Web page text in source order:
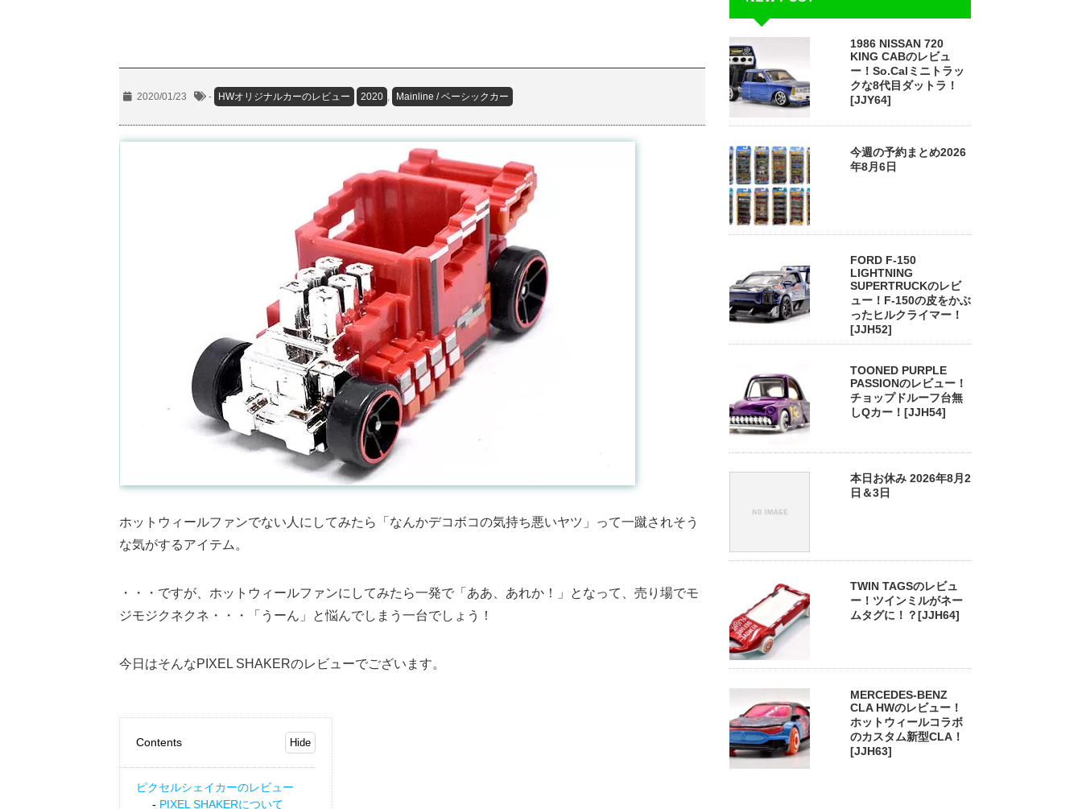
2020/01/23 - HWオリジナルカーのレビュー 2020 , Mainline / ベーシックカー
ホットウィールファンでない人にしてみたら「なんかデコボコの気持ち悪いヤツ」って一蹴されそう
な気がするアイテム。
・・・ですが、ホットウィールファンにしてみたら一発で「ああ、あれか！」となって、売り場でモ
ジモジクネクネ・・・「うーん」と悩んでしまう一台でしょう！
今日はそんなPIXEL SHAKERのレビューでございます。
Contents
ピクセルシェイカーのレビュー
PIXEL SHAKERについて
1986 NISSAN 720
KING CABのレビュ
ー！So.Calミニトラッ
クな8代目ダットラ！
[JJY64]
今週の予約まとめ2026
年8月6日
FORD F-150
LIGHTNING
SUPERTRUCKのレビ
ュー！F-150の皮をかぶ
ったヒルクライマー！
[JJH52]
TOONED PURPLE
PASSIONのレビュー！
チョップドルーフ台無
しQカー！[JJH54]
本日お休み 2026年8月2
日＆3日
TWIN TAGSのレビュ
ー！ツインミルがネー
ムタグに！？[JJH64]
MERCEDES-BENZ
CLA HWのレビュー！
ホットウィールコラボ
のカスタム新型CLA！
[JJH63]